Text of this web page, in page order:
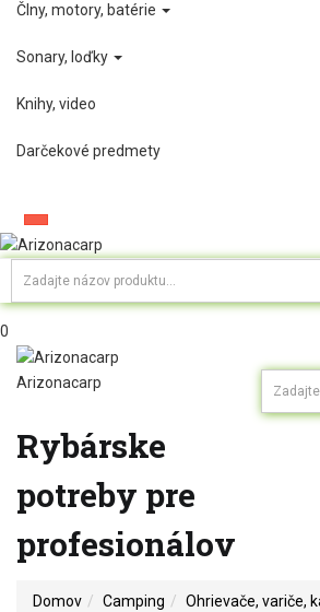
Člny, motory, batérie
Sonary, loďky
Knihy, video
Darčekové predmety
0
Arizonacarp
Rybárske
potreby pre
profesionálov
Domov Camping
Ohrievače, variče,